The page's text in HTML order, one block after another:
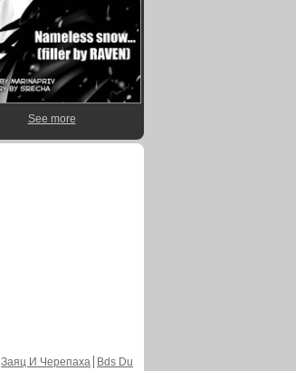
See more
Заяц И Черепаха
Bds Du